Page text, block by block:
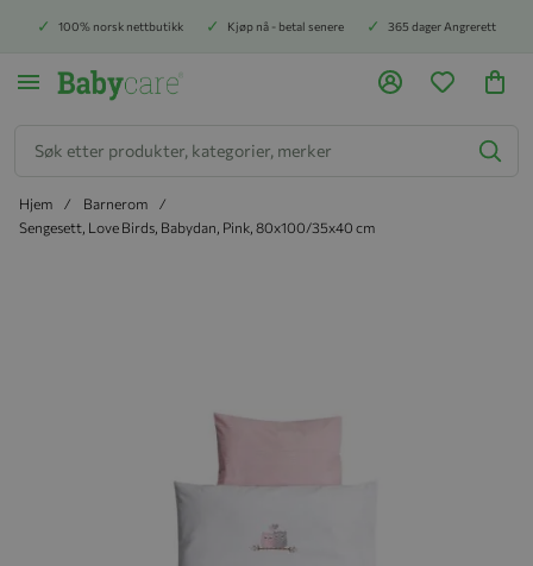
100% norsk nettbutikk Kjøp nå - betal senere 365 dager Angrerett
Hjem
Barnerom
Sengesett, Love Birds, Babydan, Pink, 80x100/35x40 cm